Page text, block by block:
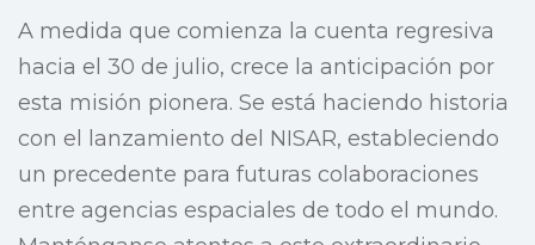
A medida que comienza la cuenta regresiva
hacia el 30 de julio, crece la anticipación por
esta misión pionera. Se está haciendo historia
con el lanzamiento del NISAR, estableciendo
un precedente para futuras colaboraciones
entre agencias espaciales de todo el mundo.